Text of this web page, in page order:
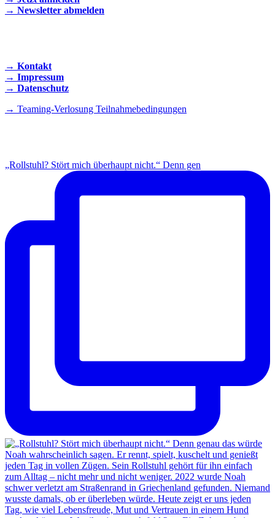
→ Newsletter abmelden
→ Kontakt
→ Impressum
→ Datenschutz
→ Teaming-Verlosung Teilnahmebedingungen
„Rollstuhl? Stört mich überhaupt nicht.“ Denn gen